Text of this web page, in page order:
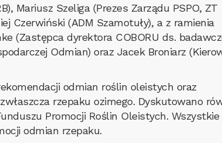
Mariusz Szeliga (Prezes Zarządu PSPO, ZT
Czerwiński (ADM Szamotuły), a z ramienia
(Zastępca dyrektora COBORU ds.
Odmian) oraz Jacek Broniarz
odmian roślin oleistych oraz
rzepaku ozimego. Dyskutowano
Promocji Roślin Oleistych. Wszystkie
odmian rzepaku.